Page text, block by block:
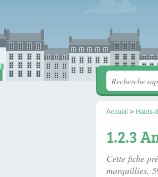
Accueil > Hauts-
1.2.3
Cette fiche
marquillies,